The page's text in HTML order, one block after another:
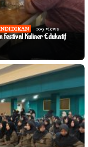
109 views
Festival Kuliner Edukatif